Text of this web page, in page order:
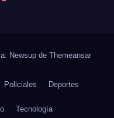
Newsup de Themeansar
Policiales Deportes
Tecnología